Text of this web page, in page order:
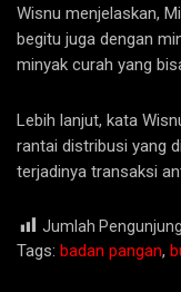
Wisnu menjelaskan,
begitu juga dengan
minyak curah yang
Lebih lanjut, kata
rantai distribusi yang
terjadinya transaksi
Jumlah
Tags: badan pangan,